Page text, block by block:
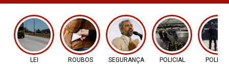
LEI ROUBOS SEGURANÇA POLICIAL